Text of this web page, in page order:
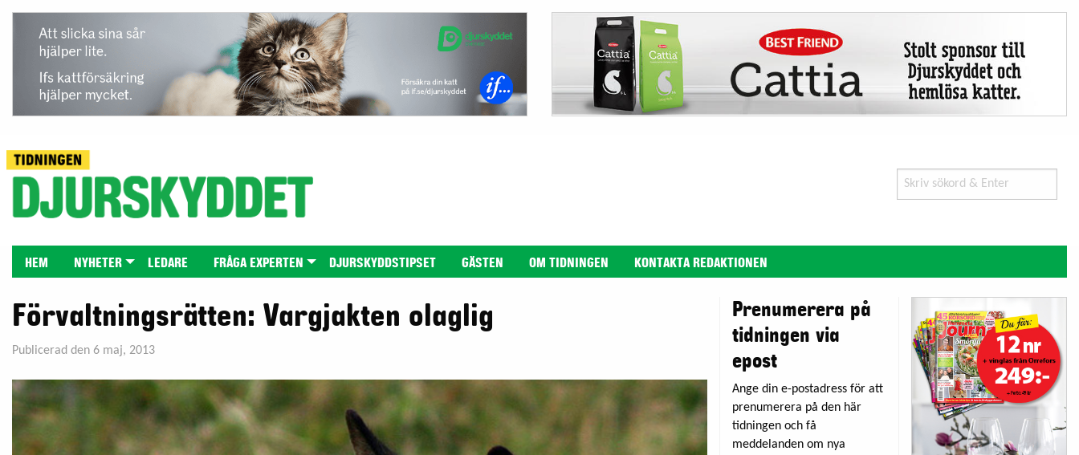
Search
for:
HEM NYHETER LEDARE FRÅGA EXPERTEN DJURSKYDDSTIPSET GÄSTEN OM TIDNINGEN KONTAKTA REDAKTIONEN
Förvaltningsrätten: Vargjakten olaglig
Publicerad den 6 maj, 2013
Prenumerera på
tidningen via
epost
Ange din e-postadress för att
prenumerera på den här
tidningen och få
meddelanden om nya